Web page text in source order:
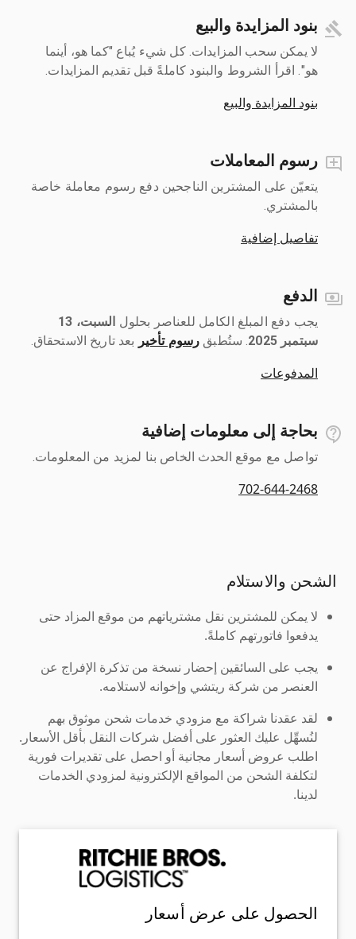
بنود المزايدة والبيع
لا يمكن سحب المزايدات. كل شيء يُباع "كما هو، أينما
هو". اقرأ الشروط والبنود كاملةً قبل تقديم المزايدات.
بنود المزايدة والبيع
رسوم المعاملات
يتعيّن على المشترين الناجحين دفع رسوم معاملة خاصة
بالمشتري.
تفاصيل إضافية
الدفع
يجب دفع المبلغ الكامل للعناصر بحلول ‎
السبت، 13
سبتمبر 2025
‎. ستُطبق رسوم تأخير بعد تاريخ الاستحقاق.
المدفوعات
بحاجة إلى معلومات إضافية
تواصل مع موقع الحدث الخاص بنا لمزيد من المعلومات.
702-644-2468
الشحن والاستلام
لا يمكن للمشترين نقل مشترياتهم من موقع المزاد حتى
يدفعوا فاتورتهم كاملةً.
يجب على السائقين إحضار نسخة من تذكرة الإفراج عن
العنصر من شركة ريتشي وإخوانه لاستلامه.
لقد عقدنا شراكة مع مزودي خدمات شحن موثوق بهم
لنُسهِّل عليك العثور على أفضل شركات النقل بأقل الأسعار.
اطلب عروض أسعار مجانية أو احصل على تقديرات فورية
لتكلفة الشحن من المواقع الإلكترونية لمزودي الخدمات
لدينا.
الحصول على عرض أسعار